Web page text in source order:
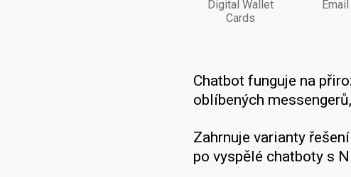
Digital Wallet
Cards
Email
Chatbot funguje na
oblíbených
Zahrnuje varianty
po vyspělé chatboty s